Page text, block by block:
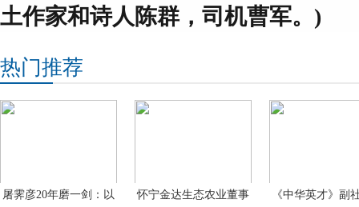
土作家和诗人陈群，司机曹军。)
热门推荐
屠霁彦20年磨一剑：以
怀宁金达生态农业董事
《中华英才》副